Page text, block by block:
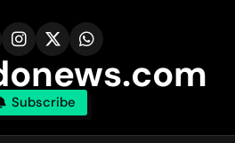
Subscribe